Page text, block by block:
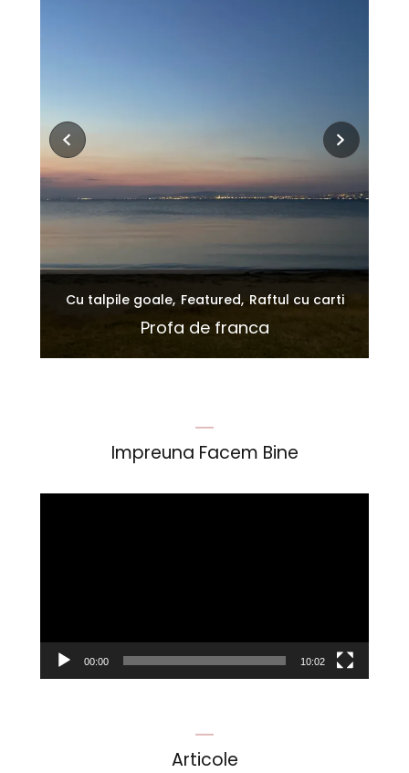
Cu talpile goale Featured Raftul cu carti
Profa de franca
Impreuna Facem Bine
00:00 10:02
Articole